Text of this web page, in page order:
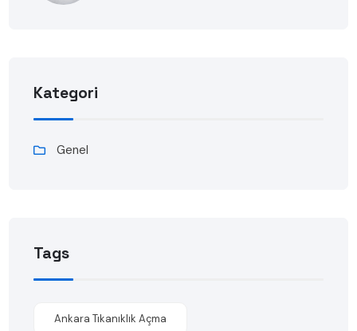
Kategori
Genel
Tags
Ankara Tıkanıklık Açma